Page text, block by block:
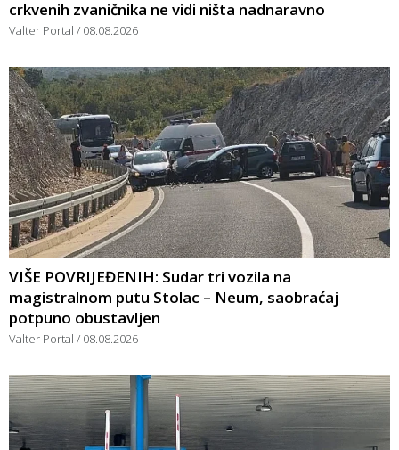
crkvenih zvaničnika ne vidi ništa nadnaravno
Valter Portal 08.08.2026
VIŠE POVRIJEĐENIH: Sudar tri vozila na
magistralnom putu Stolac – Neum, saobraćaj
potpuno obustavljen
Valter Portal 08.08.2026